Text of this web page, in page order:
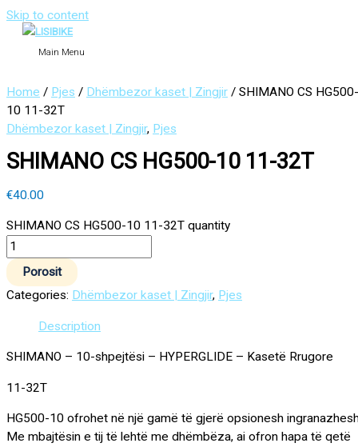
Skip to content
Main Menu
Home / Pjes / Dhëmbezor kaset | Zingjir / SHIMANO CS HG500-
10 11-32T
Dhëmbezor kaset | Zingjir, Pjes
SHIMANO CS HG500-10 11-32T
€40.00
SHIMANO CS HG500-10 11-32T quantity
Porosit
Categories: Dhëmbezor kaset | Zingjir, Pjes
Description
SHIMANO – 10-shpejtësi – HYPERGLIDE – Kasetë Rrugore
11-32T
HG500-10 ofrohet në një gamë të gjerë opsionesh
Me mbajtësin e tij të lehtë me dhëmbëza, ai ofron hapa të qetë